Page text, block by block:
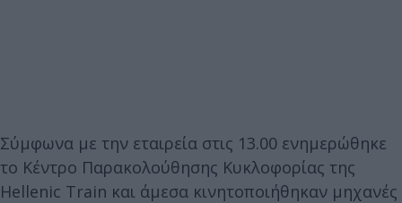
Σύμφωνα με την εταιρεία στις 13.00 ενημερώθηκε
το Κέντρο Παρακολούθησης Κυκλοφορίας της
Hellenic Train και άμεσα κινητοποιήθηκαν μηχανές